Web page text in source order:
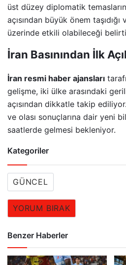
üst düzey diplomatik temasların
açısından büyük önem
üzerinde etkili olabileceği
İran Basınından İlk
İran resmi haber ajansları
gelişme, iki ülke arasındaki
açısından dikkatle takip
ve olası sonuçlarına dair yeni
saatlerde gelmesi bekleniyor.
Kategoriler
GÜNCEL
YORUM BIRAK
Benzer Haberler